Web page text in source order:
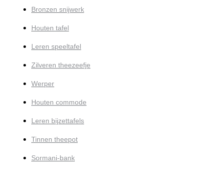
Bronzen snijwerk
Houten tafel
Leren speeltafel
Zilveren theezeefje
Werper
Houten commode
Leren bijzettafels
Tinnen theepot
Sormani-bank